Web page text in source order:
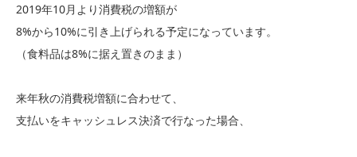
2019年10月より消費税の増額が
8%から10%に引き上げられる予定になっています。
（食料品は8%に据え置きのまま）
来年秋の消費税増額に合わせて、
支払いをキャッシュレス決済で行なった場合、